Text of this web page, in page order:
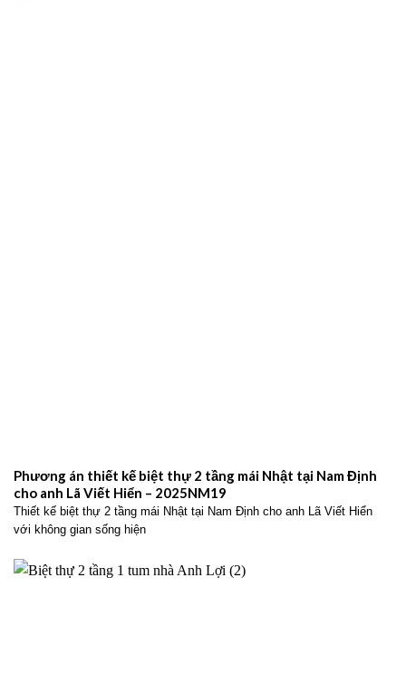
Phương án thiết kế biệt thự 2 tầng mái Nhật tại Nam Định
cho anh Lã Viết Hiển – 2025NM19
Thiết kế biệt thự 2 tầng mái Nhật tại Nam Định cho anh Lã Viết Hiển
với không gian sống hiện